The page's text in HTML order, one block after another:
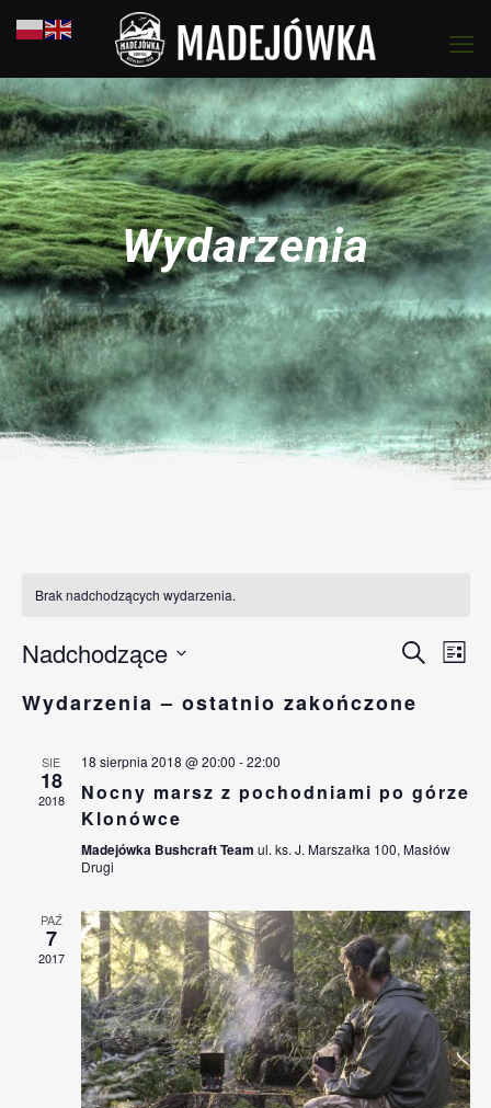
Wydarzenia
Brak nadchodzących wydarzenia.
Szukaj
Nadchodzące
datę.
Wydarzenia – ostatnio zakończone
SIE
18
2018
18 sierpnia 2018 @ 20:00 -22:00
Nocny marsz z pochodniami po górze
Klonówce
Madejówka Bushcraft Team ul. ks. J. Marszałka 100, Masłów
Drugi
PAŹ
7
2017